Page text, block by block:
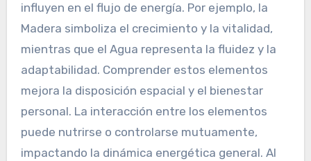
influyen en el flujo de energía. Por ejemplo, la
Madera simboliza el crecimiento y la vitalidad,
mientras que el Agua representa la fluidez y la
adaptabilidad. Comprender estos elementos
mejora la disposición espacial y el bienestar
personal. La interacción entre los elementos
puede nutrirse o controlarse mutuamente,
impactando la dinámica energética general. Al